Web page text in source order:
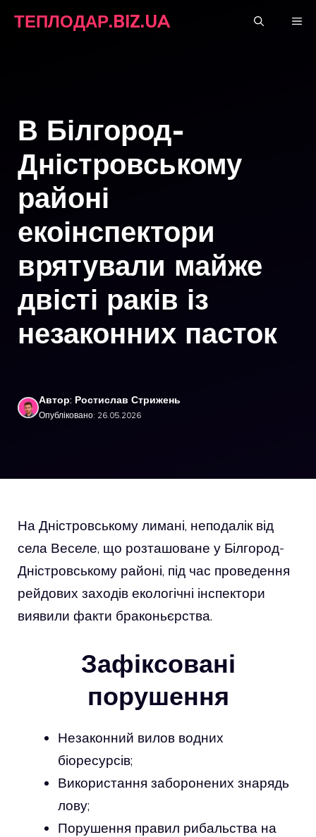
ТЕПЛОДАР.BIZ.UA
В Білгород-
Дністровському
районі
екоінспектори
врятували майже
двісті раків із
незаконних пасток
Автор: Ростислав Стрижень
Опубліковано: 26.05.2026
На Дністровському лимані, неподалік від
села Веселе, що розташоване у Білгород-
Дністровському районі, під час проведення
рейдових заходів екологічні інспектори
виявили факти браконьєрства.
Зафіксовані
порушення
Незаконний вилов водних
біоресурсів;
Використання заборонених знарядь
лову;
Порушення правил рибальства на